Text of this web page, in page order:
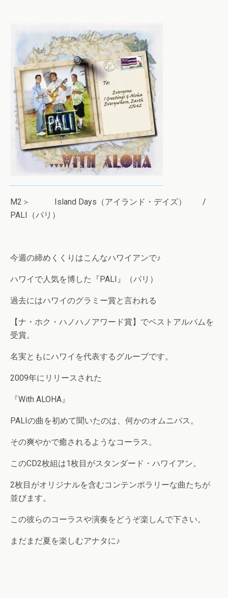
M2＞ Island Days（アイランド・デイズ） /
PALI（パリ）
今週の締めくくりはこんなハワイアンで♪
ハワイで人気を博した『PALI』（パリ）
過去にはハワイのグラミー賞と言われる
【ナ・ホク・ハノハノアワード賞】でベストアルバムを
受賞。
名実ともにハワイを代表するグループです。
2009年にリリースされた
『With ALOHA』
PALIの曲を初めて聞いたのは、何かのオムニバス。
その爽やかで癒されるようなコーラス。
このCD2枚組は1枚目がスタンダード・ハワイアン。
2枚目がオリジナルを含むコンテンポラリーな曲たちが
並びます。
この彼らのコーラスや演奏をどうぞ楽しんで下さい。
まだまだ夏を楽しむアナタに♪